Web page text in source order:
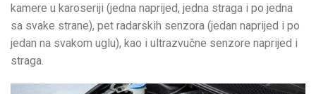
kamere u karoseriji (jedna naprijed, jedna straga i po jedna
sa svake strane), pet radarskih senzora (jedan naprijed i po
jedan na svakom uglu), kao i ultrazvučne senzore naprijed i
straga.